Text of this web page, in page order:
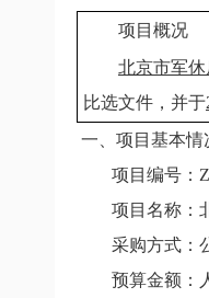
项目概况
北京市军
比选文件，并于
一、项目基本情
项目编号：
项目名称：北
采购方式：
预算金额：人